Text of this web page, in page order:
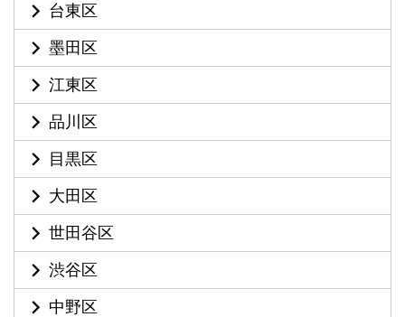
台東区
墨田区
江東区
品川区
目黒区
大田区
世田谷区
渋谷区
中野区